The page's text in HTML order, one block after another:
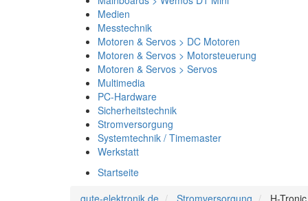
Medien
Messtechnik
Motoren & Servos > DC Motoren
Motoren & Servos > Motorsteuerung
Motoren & Servos > Servos
Multimedia
PC-Hardware
Sicherheitstechnik
Stromversorgung
Systemtechnik / Timemaster
Werkstatt
Startseite
gute-elektronik.de
Stromversorgung H-